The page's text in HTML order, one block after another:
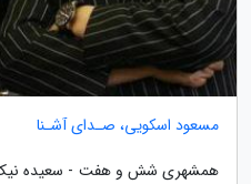
مسعود اسکویی، صـدای آشـنا